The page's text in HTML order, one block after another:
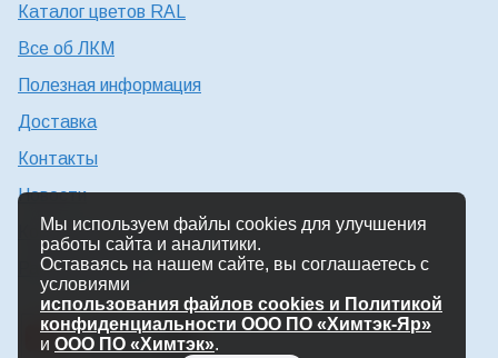
Каталог цветов RAL
Все об ЛКМ
Полезная информация
Доставка
Контакты
Новости
Консультация технолога
Работа в Химтэк
Мы используем файлы cookies для улучшения
работы сайта и аналитики.
Оставаясь на нашем сайте, вы соглашаетесь с
условиями
использования файлов cookies и Политикой
конфиденциальности ООО ПО «Химтэк-Яр»
и ООО ПО «Химтэк».